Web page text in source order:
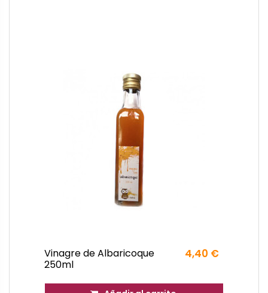
Vinagre de Albaricoque
250ml
4,40 €